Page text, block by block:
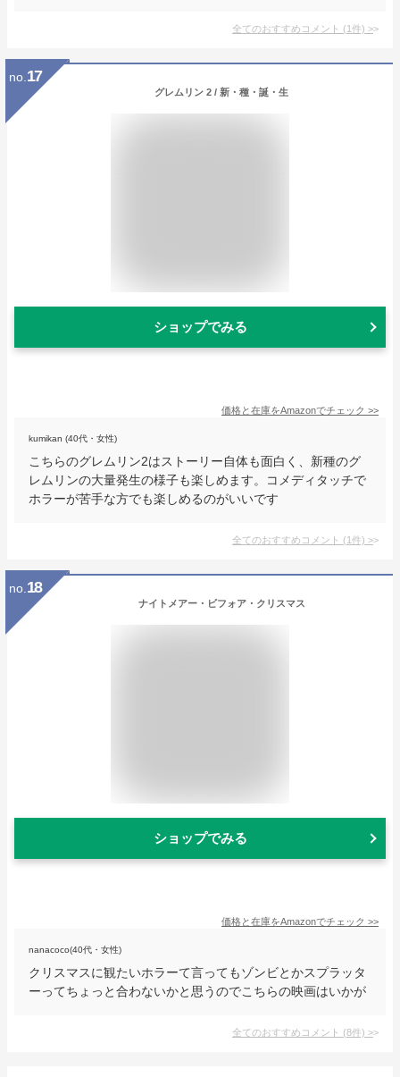
全てのおすすめコメント (1件) >
no. 17
グレムリン 2 / 新・種・誕・生
ショップでみる
価格と在庫をAmazonでチェック >>
kumikan (40代・女性)
こちらのグレムリン2はストーリー自体も面白く、新種のグ
レムリンの大量発生の様子も楽しめます。コメディタッチで
ホラーが苦手な方でも楽しめるのがいいです
全てのおすすめコメント (1件) >
no. 18
ナイトメアー・ビフォア・クリスマス
ショップでみる
価格と在庫をAmazonでチェック >>
nanacoco(40代・女性)
クリスマスに観たいホラーて言ってもゾンビとかスプラッタ
ーってちょっと合わないかと思うのでこちらの映画はいかが
全てのおすすめコメント (8件) >